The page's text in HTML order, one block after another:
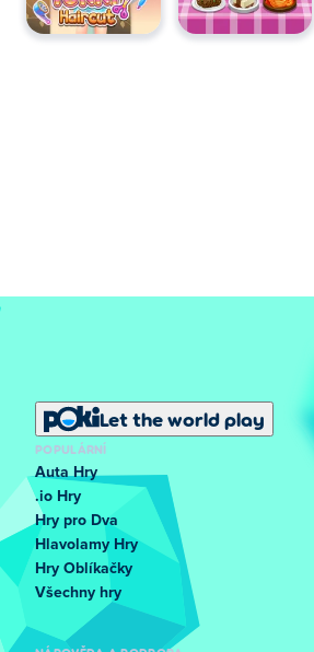
Let the world play
POPULÁRNÍ
Auta Hry
.io Hry
Hry pro Dva
Hlavolamy Hry
Hry Oblíkačky
Všechny hry